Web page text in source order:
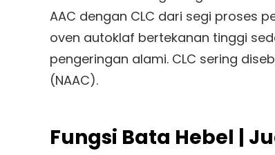
AAC dengan CLC dari segi proses
oven autoklaf bertekanan tinggi
pengeringan alami. CLC sering
(NAAC).
Fungsi Bata Hebel |